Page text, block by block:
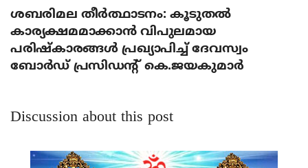
ശബരിമല തീര്‍ത്ഥാടനം: കൂടുതല്‍
കാര്യക്ഷമമാക്കാന്‍ വിപുലമായ
പരിഷ്‌കാരങ്ങള്‍ പ്രഖ്യാപിച്ച് ദേവസ്വം
ബോര്‍ഡ് പ്രസിഡന്റ് കെ.ജയകുമാര്‍
Discussion about this post